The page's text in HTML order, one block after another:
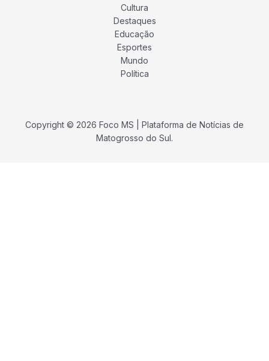
Cultura
Destaques
Educação
Esportes
Mundo
Política
Copyright © 2026 Foco MS | Plataforma de Notícias de
Matogrosso do Sul.